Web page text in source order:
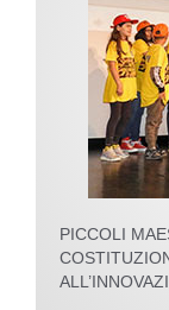
PICCOLI